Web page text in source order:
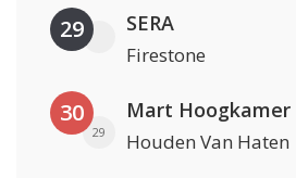
29 SERA
Firestone
30
29
Mart
Houden Van Haten